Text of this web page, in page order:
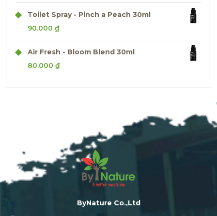
Toilet Spray - Pinch a Peach 30ml
90.000 ₫
Air Fresh - Bloom Blend 30ml
80.000 ₫
ByNature Co.,Ltd